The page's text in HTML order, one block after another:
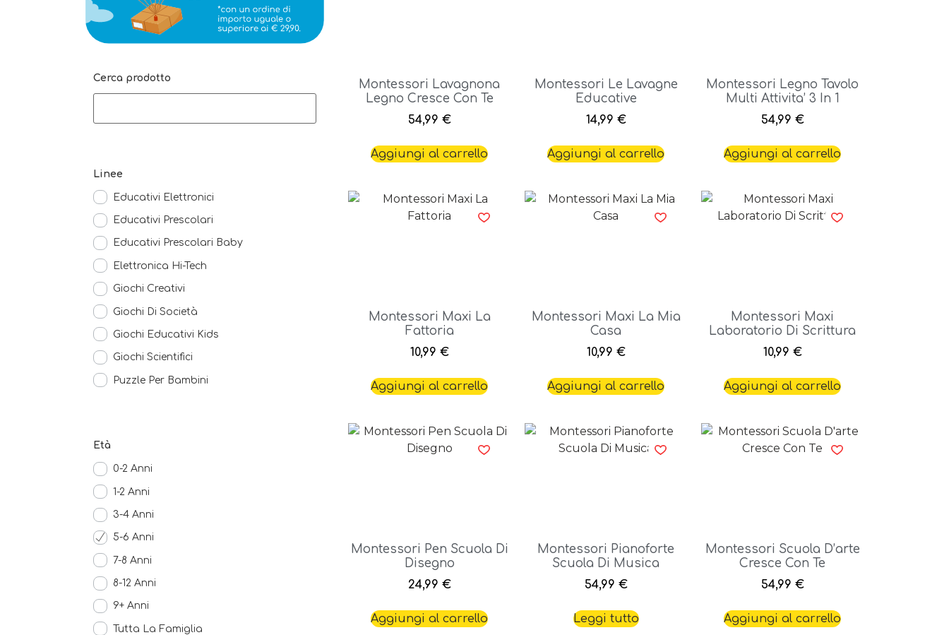
Cerca prodotto
Linee
Educativi Elettronici
Educativi Prescolari
Educativi Prescolari Baby
Elettronica Hi-Tech
Giochi Creativi
Giochi Di Società
Giochi Educativi Kids
Giochi Scientifici
Puzzle Per Bambini
Età
0-2 Anni
1-2 Anni
3-4 Anni
5-6 Anni
7-8 Anni
8-12 Anni
9+ Anni
Tutta La Famiglia
Montessori Lavagnona
Legno Cresce Con Te
54,99 €
Aggiungi al carrello
Montessori Le Lavagne
Educative
14,99 €
Aggiungi al carrello
Montessori Legno Tavolo
Multi Attivita’ 3 In 1
54,99 €
Aggiungi al carrello
Montessori Maxi La
Fattoria
10,99 €
Aggiungi al carrello
Montessori Maxi La Mia
Casa
10,99 €
Aggiungi al carrello
Montessori Maxi
Laboratorio Di Scrittura
10,99 €
Aggiungi al carrello
Montessori Pen Scuola Di
Disegno
24,99 €
Aggiungi al carrello
Montessori Pianoforte
Scuola Di Musica
54,99 €
Leggi tutto
Montessori Scuola D’arte
Cresce Con Te
54,99 €
Aggiungi al carrello